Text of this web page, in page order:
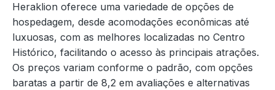
Heraklion oferece uma variedade de opções de
hospedagem, desde acomodações econômicas até
luxuosas, com as melhores localizadas no Centro
Histórico, facilitando o acesso às principais atrações.
Os preços variam conforme o padrão, com opções
baratas a partir de 8,2 em avaliações e alternativas